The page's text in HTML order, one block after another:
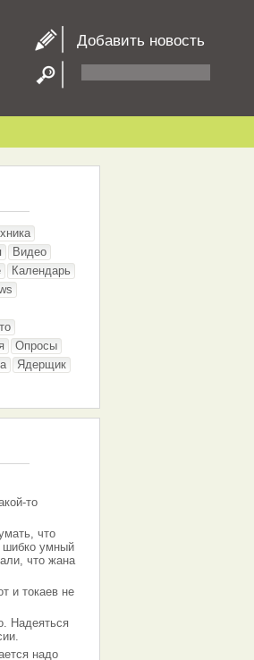
Добавить новость
Видео
Календарь
Опросы
Ядерщик
то
что
шибко умный
что жана
и токаев не
Надеяться
надо